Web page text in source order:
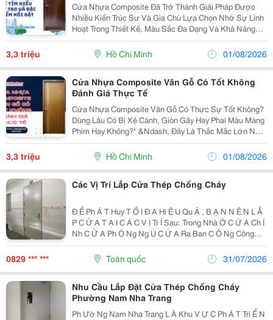
Cửa Nhựa Composite Đã Trở Thành Giải Pháp Được
Nhiều Kiến Trúc Sư Và Gia Chủ Lựa Chọn Nhờ Sự Linh
Hoạt Trong Thiết Kế, Màu Sắc Đa Dạng Và Khả Năng
Bền Bỉ Trước Tác Động Môi Trường. Không Chỉ Là Cánh
Cửa, Composite Còn Là Một Yếu Tố Quan Trọng Định...
3,3 triệu Hồ Chí Minh 01/08/2026
Cửa Nhựa Composite Vân Gỗ Có Tốt Không
Đánh Giá Thực Tế
Cửa Nhựa Composite Vân Gỗ Có Thực Sự Tốt Không?
Dùng Lâu Có Bị Xệ Cánh, Giòn Gãy Hay Phai Màu Màng
Phim Hay Không?" &Ndash; Đây Là Thắc Mắc Lớn Nhất
Của Hàng Ngàn Gia Chủ Khi Đứng Trước Quyết Định
Chọn Mua Cửa Thông Phòng Cho Công Trình Của Mình.
3,3 triệu Hồ Chí Minh 01/08/2026
Các Vị Trí Lắp Cửa Thép Chống Cháy
Đ Ể Ph Á T Huy T Ố I Đ A Hi Ệ U Qu Ả , B Ạ N N Ê N L Ắ
P C Ử A T Ạ I C Á C V Ị Tr Í Sau: Trong Nhà Ở C Ử A Ch Í
Nh C Ử A Ph Ò Ng Ng Ủ C Ử A Ra Ban C Ô Ng Công
Trình Kinh Doanh L Ố I Tho Á T Hi Ể M Hành Lang C Ầ U
Thang B Ộ ...
0829 *** *** Toàn quốc 31/07/2026
Nhu Cầu Lắp Đặt Cửa Thép Chống Cháy
Phường Nam Nha Trang
Ph Ườ Ng Nam Nha Trang L À Khu V Ự C Ph Á T Tri Ể N